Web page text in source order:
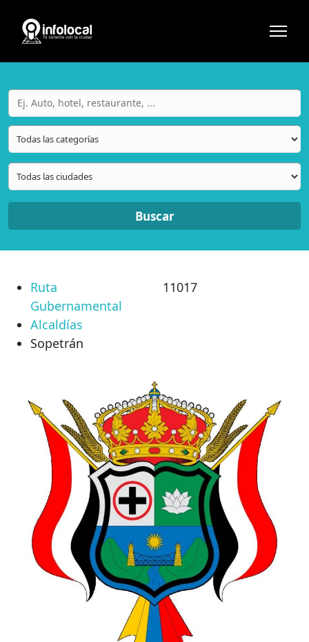
Buscar
Ruta
Gubernamental
Alcaldías
Sopetrán
11017